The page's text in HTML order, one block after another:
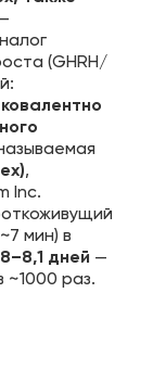
(GHRH/
,
Inc.
мин) в
дней —
~1000 раз.